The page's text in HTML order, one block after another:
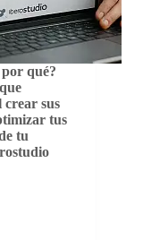
por qué?
crear sus
tus
tu